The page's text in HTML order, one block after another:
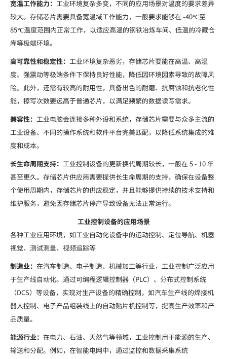
宽温工作能力： 工业环境复杂多变，不同的应用场景对温度的要求差异
较大。存储芯片需要具备宽温域工作能力，一般要求能够在 -40℃至
85℃温度范围内正常工作，以适应高温的钢铁冶炼车间、低温的冷藏仓
库等极端环境。
高可靠性和稳定性： 工业环境复杂恶劣，存储芯片要能在高温、高湿
度、强震动等极端条件下保持良好性能，降低因环境因素导致的故障风
险。此外，还需有较高的耐用性，具备出色的耐磨、抗腐蚀和抗老化性
能，擦写次数要远高于普通芯片，以满足频繁的数据读写需求。
兼容性： 工业电脑会连接多种外设和系统，存储芯片需要与众多主流的
工业设备、不同的操作系统和软件平台完美匹配，以降低系统集成的难
度和成本。
长生命周期支持： 工业控制设备的更新换代周期较长，一般在 5 - 10 年
甚至更久。存储芯片供应商需要提供长生命周期的支持，确保在设备整
个使用周期内，存储芯片的供应稳定，并且能够提供持续的技术支持和
维护服务，避免因存储芯片停产导致设备无法正常运行。
工业控制设备的应用场景
各种工业应用环境，如工业自动化设备中的运动控制、定位导航、机器
视觉、测试测量、视频追踪等
制造业： 在汽车制造、电子制造、机械加工等行业，工业控制广泛应用
于生产线自动化。通过可编程逻辑控制器（PLC）、分布式控制系统
（DCS）等设备，实现对生产设备的精确控制，如汽车生产线的焊接机
器人控制、电子产品组装线上的自动贴片机控制等，提高生产效率和产
品质量。
能源行业： 在电力、石油、天然气等领域，工业控制用于能源的生产、
输送和分配。例如，在智能电网中，通过监控和数据采集系统